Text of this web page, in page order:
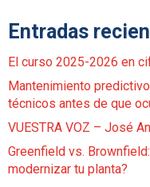
Entradas
El curso 2025-2026 en
Mantenimiento
técnicos antes de que
VUESTRA VOZ – José
Greenfield vs.
modernizar tu planta?